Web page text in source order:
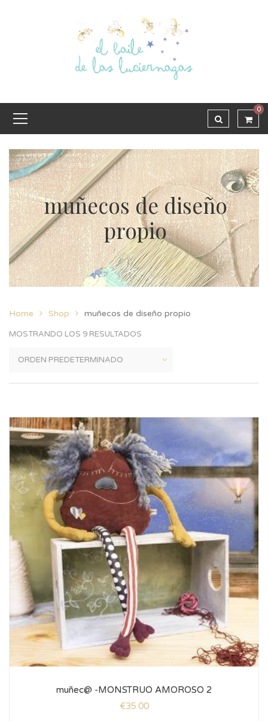
0
muñecos de diseño
propio
Home Shop muñecos de diseño propio
MOSTRANDO LOS 9 RESULTADOS
muñec@ -MONSTRUO AMOROSO 2
€35.00